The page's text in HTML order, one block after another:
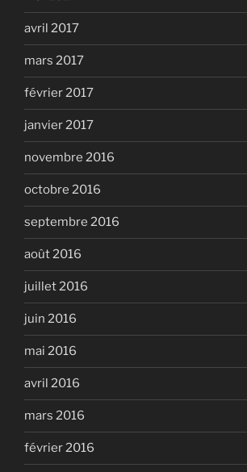
avril 2017
mars 2017
février 2017
janvier 2017
novembre 2016
octobre 2016
septembre 2016
août 2016
juillet 2016
juin 2016
mai 2016
avril 2016
mars 2016
février 2016